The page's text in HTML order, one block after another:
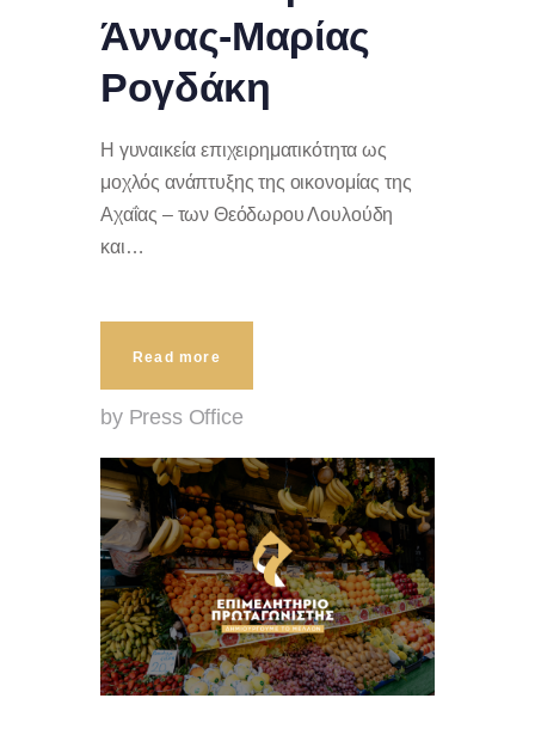
Άννας-Μαρίας
Ρογδάκη
H γυναικεία επιχειρηματικότητα ως
μοχλός ανάπτυξης της οικονομίας της
Αχαΐας – των Θεόδωρου Λουλούδη
και…
Read more
by Press Office